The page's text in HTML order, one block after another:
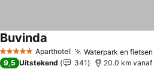
5 Sterren Aparthotel Waterpark en
Buvinda
9,5 Uitstekend 341 20.0 km vanaf